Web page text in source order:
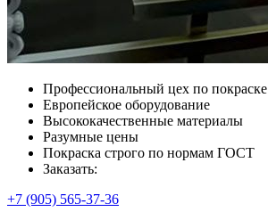
Профессиональный цех по покраске
Европейское оборудование
Высококачественные материалы
Разумные цены
Покраска строго по нормам ГОСТ
Заказать:
+7 (905) 565-37-36